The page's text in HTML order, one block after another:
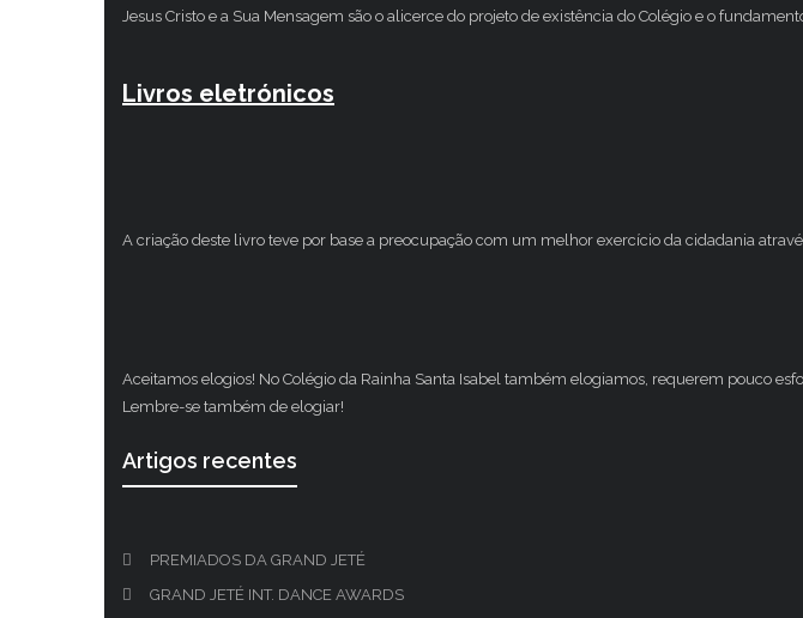
Jesus Cristo e a Sua Mensagem são o alicerce do projeto de existência do Colégio e o
Livros eletrónicos
A criação deste livro teve por base a preocupação com um melhor exercício da cidadania
Aceitamos elogios! No Colégio da Rainha Santa Isabel também elogiamos, requerem pouco
Lembre-se também de elogiar!
Artigos recentes
PREMIADOS DA GRAND JETÉ
GRAND JETÉ INT. DANCE AWARDS